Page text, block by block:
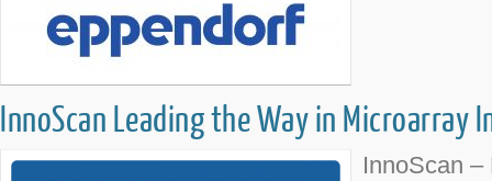
InnoScan Leading the Way in Microarray
InnoScan –